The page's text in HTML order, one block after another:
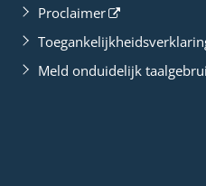
Proclaimer
Meld onduidelijk